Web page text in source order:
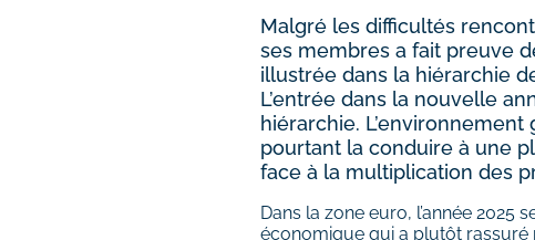
Malgré les difficultés
ses membres a fait preuve
illustrée dans la hiérarchie
L’entrée dans la nouvelle
hiérarchie.
pourtant la conduire à une
face à la multiplication des
Dans la zone euro, l’année
économique qui a plutôt rassuré